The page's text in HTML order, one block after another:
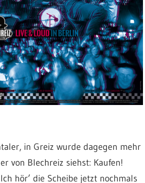
in Greiz wurde dagegen mehr
von Blechreiz siehst: Kaufen!
hör’ die Scheibe jetzt nochmals